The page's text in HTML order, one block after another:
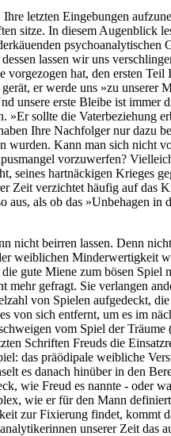
letzten Eingebungen
sitze. In diesem Augenblick
psychoanalytischen
lassen wir uns
hat, den ersten
er werde uns »zu unserer
unsere erste Bleibe ist immer
»Er sollte die Vaterbeziehung
Ihre Nachfolger nur dazu
Kann man sich nicht
vorzuwerfen?
seines hartnäckigen Krieges
Zeit verzichtet häufig auf das
aus, als ob das »Unbehagen
nicht beirren lassen. Denn
weiblichen Minderwertigkeit
gute Miene zum bösen Spiel
gefragt. Sie verlangen
von Spielen aufgedeckt,
von sich entfernt, um es im
vom Spiel der
Schriften Freuds die
das präödipale weibliche
es danach hinüber in den
wie Freud es nannte - oder
wie er für den Mann
zur Fixierung findet, kommt
unserer Zeit das